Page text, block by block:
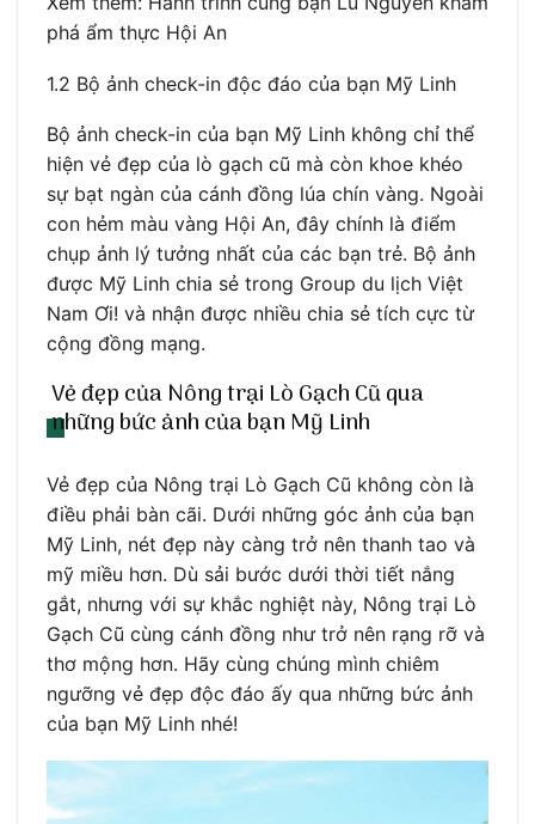
phá ẩm thực Hội An
1.2 Bộ ảnh check-in độc đáo của bạn Mỹ Linh
Bộ ảnh check-in của bạn Mỹ Linh không chỉ thể
hiện vẻ đẹp của lò gạch cũ mà còn khoe khéo
sự bạt ngàn của cánh đồng lúa chín vàng. Ngoài
con hẻm màu vàng Hội An, đây chính là điểm
chụp ảnh lý tưởng nhất của các bạn trẻ. Bộ ảnh
được Mỹ Linh chia sẻ trong Group du lịch Việt
Nam Ơi! và nhận được nhiều chia sẻ tích cực từ
cộng đồng mạng.
Vẻ đẹp của Nông trại Lò Gạch Cũ qua
những bức ảnh của bạn Mỹ Linh
Vẻ đẹp của Nông trại Lò Gạch Cũ không còn là
điều phải bàn cãi. Dưới những góc ảnh của bạn
Mỹ Linh, nét đẹp này càng trở nên thanh tao và
mỹ miều hơn. Dù sải bước dưới thời tiết nắng
gắt, nhưng với sự khắc nghiệt này, Nông trại Lò
Gạch Cũ cùng cánh đồng như trở nên rạng rỡ và
thơ mộng hơn. Hãy cùng chúng mình chiêm
ngưỡng vẻ đẹp độc đáo ấy qua những bức ảnh
của bạn Mỹ Linh nhé!